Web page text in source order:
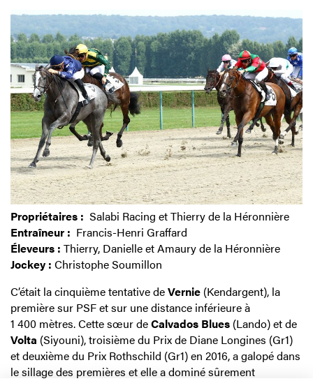
Propriétaires : Salabi Racing et Thierry de la Héronnière
Entraîneur : Francis-Henri Graffard
Éleveurs : Thierry, Danielle et Amaury de la Héronnière
Jockey : Christophe Soumillon
C’était la cinquième tentative deVernie (Kendargent), la
première sur PSF et sur une distance inférieure à
1 400 mètres. Cette sœur deCalvados Blues (Lando) et de
Volta (Siyouni), troisième du Prix de Diane Longines (Gr1)
et deuxième du Prix Rothschild (Gr1) en 2016, a galopé dans
le sillage des premières et elle a dominé sûrement